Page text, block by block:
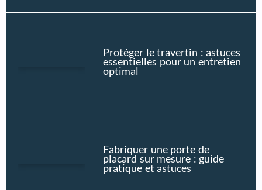
Protéger le travertin : astuces
essentielles pour un entretien
optimal
Fabriquer une porte de
placard sur mesure : guide
pratique et astuces